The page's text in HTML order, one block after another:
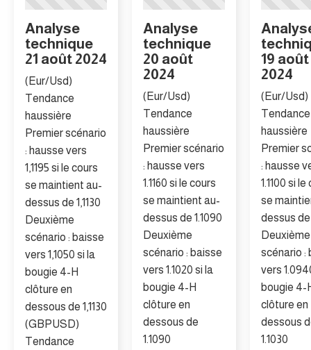
Analyse
technique
21 août 2024
(Eur/Usd)
Tendance
haussière
Premier scénario
: hausse vers
1,1195 si le cours
se maintient au-
dessus de 1,1130
Deuxième
scénario : baisse
vers 1,1050 si la
bougie 4-H
clôture en
dessous de 1,1130
(GBPUSD)
Tendance
Analyse
technique
20 août
2024
(Eur/Usd)
Tendance
haussière
Premier scénario
: hausse vers
1.1160 si le cours
se maintient au-
dessus de 1.1090
Deuxième
scénario : baisse
vers 1.1020 si la
bougie 4-H
clôture en
dessous de
1.1090
19 août
2024
(Eur/Usd)
Tendance
haussière
Premier
: hausse
1.1100 si
se
dessus de
Deuxième
scénario :
vers
bougie 4-
clôture en
dessous
1.1030